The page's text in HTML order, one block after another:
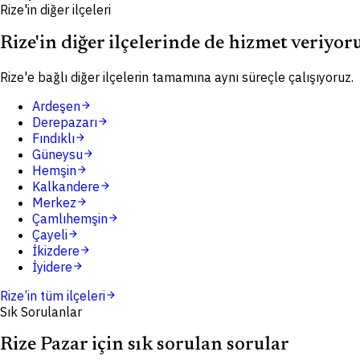
Rize'in diğer ilçeleri
Rize'in diğer ilçelerinde de hizmet
Rize'e bağlı diğer ilçelerin tamamına aynı süreçle çalışıyoruz.
Ardeşenarrow_forward
Derepazarıarrow_forward
Fındıklıarrow_forward
Güneysuarrow_forward
Hemşinarrow_forward
Kalkanderearrow_forward
Merkezarrow_forward
Çamlıhemşinarrow_forward
Çayeliarrow_forward
İkizderearrow_forward
İyiderearrow_forward
Rize’in tüm ilçeleriarrow_forward
Sık Sorulanlar
Rize Pazar için sık sorulan sorular